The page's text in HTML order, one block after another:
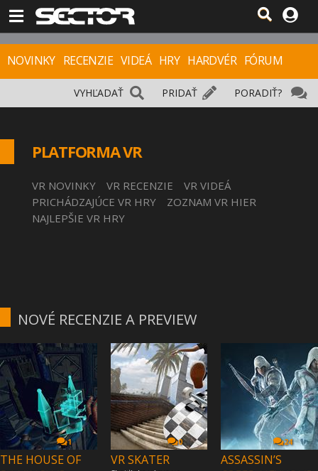
NOVINKY RECENZIE VIDEÁ HRY HARDVÉR FÓRUM
PORADIŤ?
PRIDAŤ
VYHĽADAŤ
PLATFORMA VR
VR NOVINKY VR RECENZIE
VR VIDEÁ
PRICHÁDZAJÚCE VR HRY
ZOZNAM VR HIER
NAJLEPŠIE VR HRY
NOVÉ RECENZIE A PREVIEW
1
THE HOUSE OF
0
VR SKATER
24
ASSASSIN’S